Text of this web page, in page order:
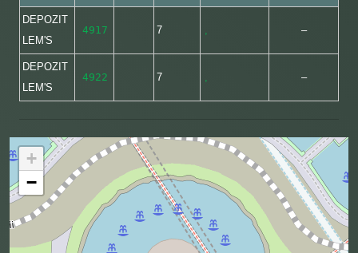
DEPOZIT
LEM'S
4917 7 , –
DEPOZIT
LEM'S
4922 7 , –
+
−